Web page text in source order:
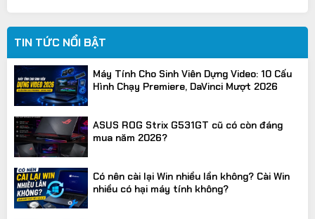
TIN TỨC NỔI BẬT
Máy Tính Cho Sinh Viên Dựng Video: 10 Cấu
Hình Chạy Premiere, DaVinci Mượt 2026
ASUS ROG Strix G531GT cũ có còn đáng
mua năm 2026?
Có nên cài lại Win nhiều lần không? Cài Win
nhiều có hại máy tính không?